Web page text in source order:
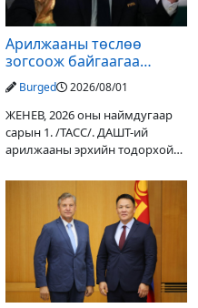
Арилжааны төслөө
зогсоож байгаагаа
Ж.Инфантино мэдэгдэв
Burged 2026/08/01
ЖЕНЕВ, 2026 оны наймдугаар
сарын 1. /ТАСС/. ДАШТ-ий
арилжааны эрхийн тодорхой
оруулагчдад худалдах
төслөөсөө татгалзахаар
шийдвэрлэснээ ФИФА-гийн
ерөнхийлөгч Жанни